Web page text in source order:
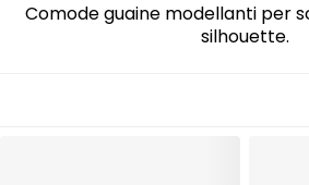
Comode guaine modellanti per
silhouette.